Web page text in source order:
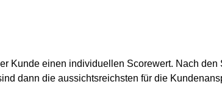
Kunde einen individuellen Scorewert. Nach
dann die aussichtsreichsten für die